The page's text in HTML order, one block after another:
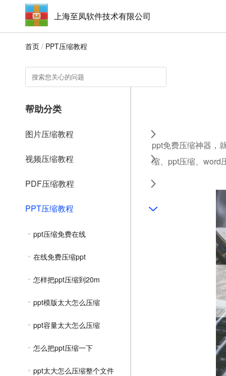
上海至凤软件技术有限公司
首页 / PPT压缩教程
帮助分类
图片压缩教程
视频压缩教程
PDF压缩教程
PPT压缩教程
ppt压缩免费在线
在线免费压缩ppt
怎样把ppt压缩到20m
ppt模版太大怎么压缩
ppt容量太大怎么压缩
怎么把ppt压缩一下
ppt太大怎么压缩整个文件
ppt免费压缩神器，
缩、ppt压缩、word